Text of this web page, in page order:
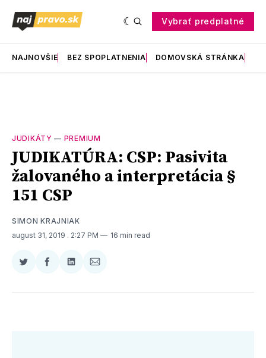
Vybrať predplatné
NAJNOVŠIE BEZ SPOPLATNENIA DOMOVSKÁ STRÁNKA
JUDIKÁTY — PREMIUM
JUDIKATÚRA: CSP: Pasivita
žalovaného a interpretácia §
151 CSP
SIMON KRAJNIAK
august 31, 2019 . 2:27 PM 16 min read
Zdieľať
Twitter
Zdieľať
Facebooku
Zdieľať
LinkedIne
Zdieľať
E-